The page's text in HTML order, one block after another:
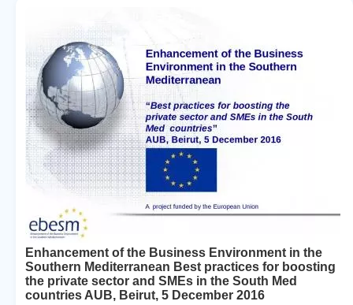
Enhancement of the Business Environment in the
Southern Mediterranean Best practices for boosting
the private sector and SMEs in the South Med
countries AUB, Beirut, 5 December 2016